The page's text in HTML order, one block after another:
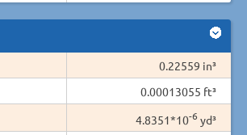
0.22559 in³
0.00013055 ft³
4.8351*10-6 yd³